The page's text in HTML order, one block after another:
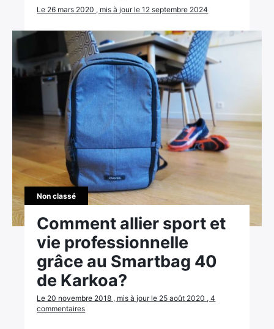
Le 26 mars 2020 , mis à jour le 12 septembre 2024
Non classé
Comment allier sport et
vie professionnelle
grâce au Smartbag 40
de Karkoa?
Le 20 novembre 2018 , mis à jour le 25 août 2020 , 4
commentaires